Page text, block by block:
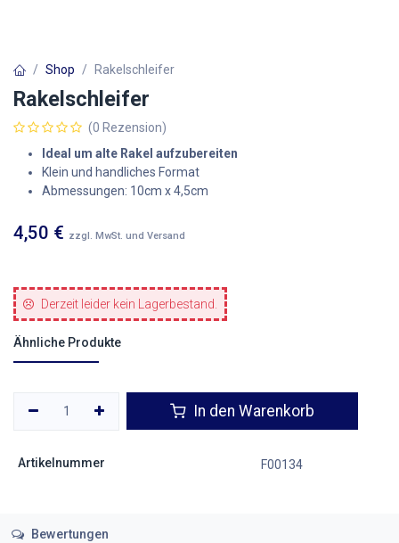
Shop Rakelschleifer
Rakelschleifer
(0 Rezension)
Ideal um alte Rakel aufzubereiten
Klein und handliches Format
Abmessungen: 10cm x 4,5cm
4,50 € zzgl. MwSt. und Versand
Derzeit leider kein Lagerbestand.
Ähnliche Produkte
In den Warenkorb
Artikelnummer F00134
Bewertungen